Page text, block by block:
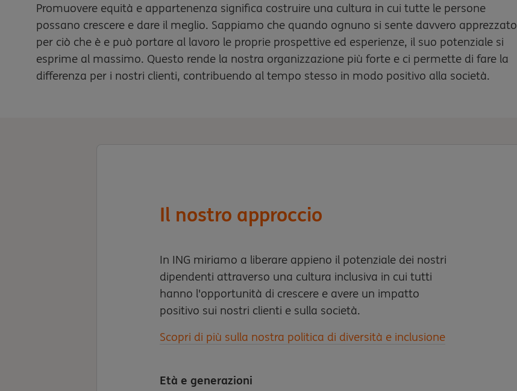
Promuovere equità e appartenenza significa costruire una cultura in cui tutte le persone
possano crescere e dare il meglio. Sappiamo che quando ognuno si sente davvero apprezzato
per ciò che è e può portare al lavoro le proprie prospettive ed esperienze, il suo potenziale si
esprime al massimo. Questo rende la nostra organizzazione più forte e ci permette di fare la
differenza per i nostri clienti, contribuendo al tempo stesso in modo positivo alla società.
Il nostro approccio
In ING miriamo a liberare appieno il potenziale dei nostri
dipendenti attraverso una cultura inclusiva in cui tutti
hanno l'opportunità di crescere e avere un impatto
positivo sui nostri clienti e sulla società.
Scopri di più sulla nostra politica di diversità e inclusione
Età e generazioni